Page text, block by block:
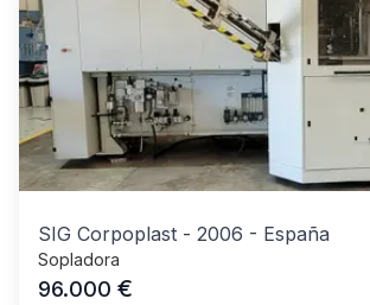
SIG Corpoplast - 2006 - España
Sopladora
96.000 €